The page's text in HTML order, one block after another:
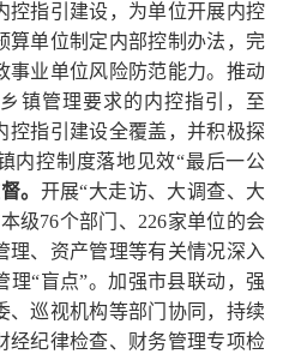
控指引建设，为单位开展内控
算单位制定内部控制办法，完
事业单位风险防范能力。推动
镇管理要求的内控指引，至
控指引建设全覆盖，并积极探
内控制度落地见效“最后一公
。 开展“大走访、大调查、大
级76个部门、226家单位的会
理、资产管理等有关情况深入
理“盲点”。加强市县联动，强
、巡视机构等部门协同，持续
经纪律检查、财务管理专项检